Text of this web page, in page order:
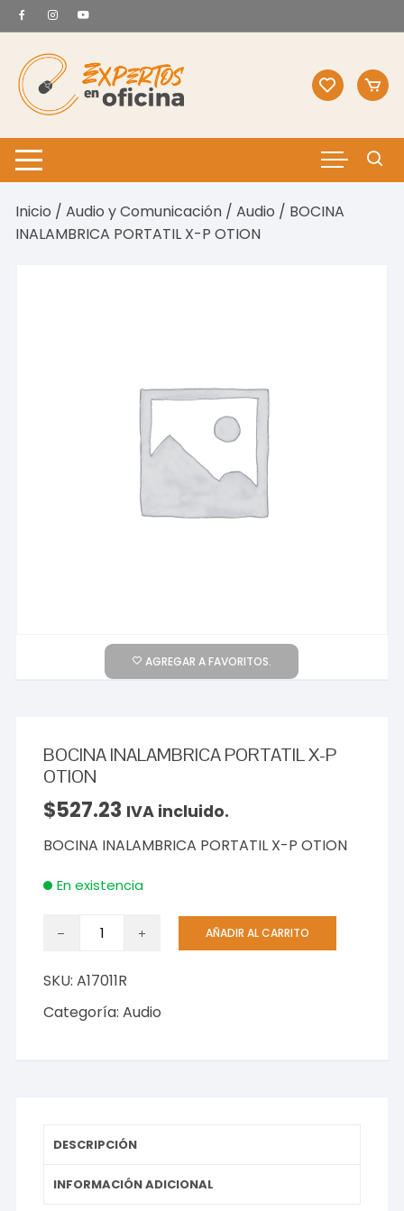
Saltar
al
contenido
Inicio /Audio y Comunicación /Audio / BOCINA
INALAMBRICA PORTATIL X-P OTION
AGREGAR A FAVORITOS.
BOCINA INALAMBRICA PORTATIL X-P
OTION
$527.23 IVA incluido.
BOCINA INALAMBRICA PORTATIL X-P OTION
En existencia
BOCINA
X-
P
AÑADIR AL CARRITO
SKU:A17011R
Categoría:Audio
DESCRIPCIÓN
INFORMACIÓN ADICIONAL